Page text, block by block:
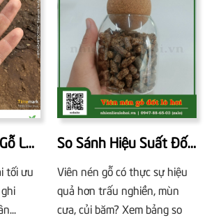
Là
Lò
tối ưu
So Sánh Hiệu Suất Đốt
Giữa Viên Nén Gỗ Và
Các Loại Biomass Khác
Viên nén gỗ có thực sự hiệu
quả hơn trấu nghiền, mùn
cưa, củi băm? Xem bảng so